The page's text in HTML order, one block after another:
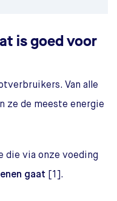
is goed voor
Van alle
ze de meeste energie
die via onze voeding
gaat [1].